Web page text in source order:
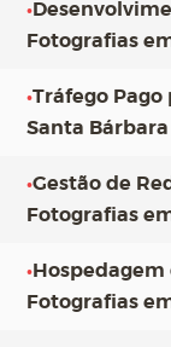
•
Fotografias
•Tráfego Pago
Santa Bárbara
•Gestão de
Fotografias
•Hospedagem
Fotografias